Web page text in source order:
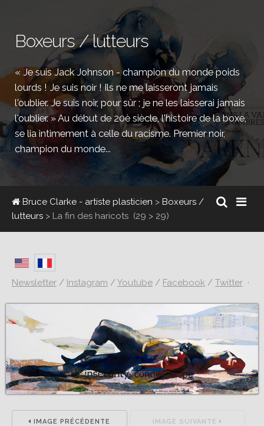
Boxeurs / lutteurs
« Je suis Jack Johnson - champion du monde poids
lourds ! Je suis noir ! Ils ne me laisseront jamais
l'oublier. Je suis noir, pour sûr ; je ne les laisserai jamais
l'oublier. » Au début de 20è siècle, l'histoire de la boxe,
se lia intimement à celle du racisme. Premier noir,
champion du monde...
Bruce Clarke - artiste plasticien > Boxeurs /
lutteurs > La fin des haricots (29 > 29)
Newsletter / Instagram /Youtube / Facebook / Twitter ·
IMAGE PRÉCÉDENTE IMAGE SUIVANTE